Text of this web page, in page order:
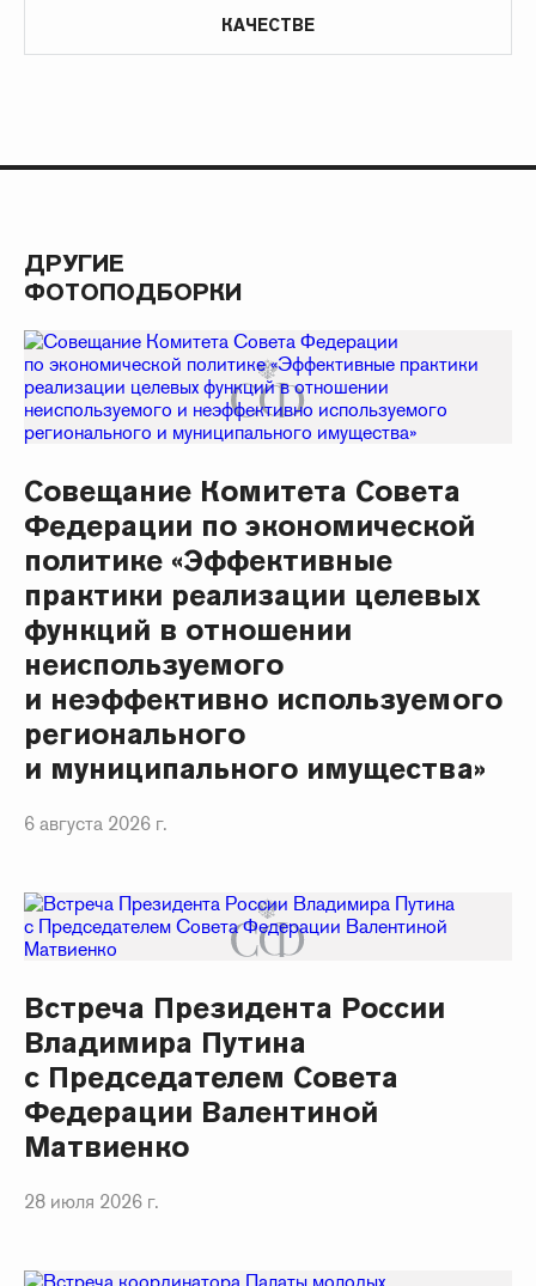
КАЧЕСТВЕ
ДРУГИЕ
ФОТОПОДБОРКИ
Совещание Комитета Совета
Федерации по экономической
политике «Эффективные
практики реализации целевых
функций в отношении
неиспользуемого
и неэффективно используемого
регионального
и муниципального имущества»
6 августа 2026 г.
Встреча Президента России
Владимира Путина
с Председателем Совета
Федерации Валентиной
Матвиенко
28 июля 2026 г.